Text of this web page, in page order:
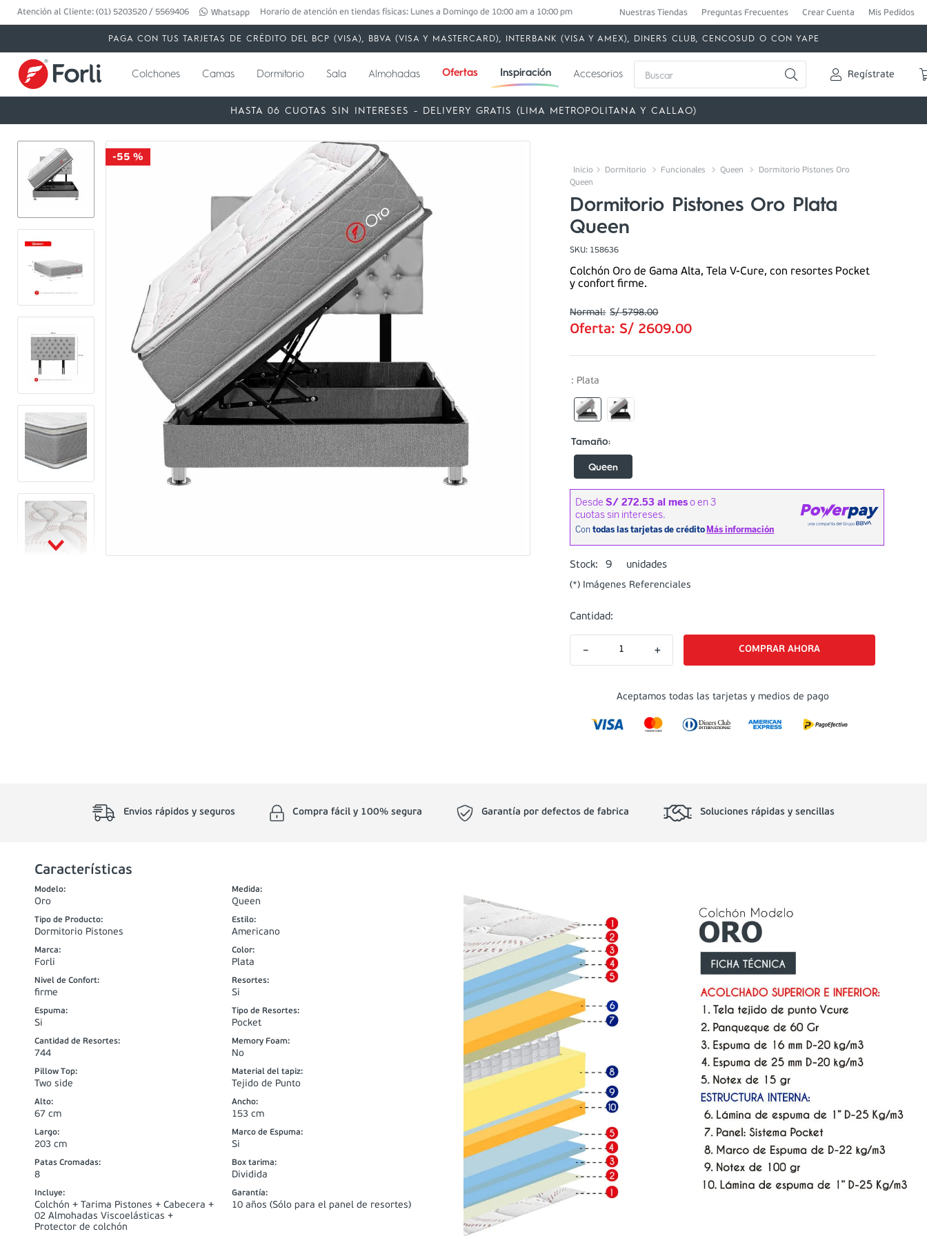
Atención al Cliente: (01) 5203520 / 5569406 Whatsapp Horario de atención en tiendas físicas: Lunes a Domingo de 10:00 am a 10:00 pm Nuestras Tiendas Preguntas Frecuentes Crear Cuenta Mis Pedidos
PAGA CON TUS TARJETAS DE CRÉDITO DEL BCP (VISA), BBVA (VISA Y MASTERCARD), INTERBANK (VISA Y AMEX), DINERS CLUB, CENCOSUD O CON YAPE
Colchones Camas Dormitorio Sala Almohadas Ofertas Inspiración Accesorios Regístrate
HASTA 06 CUOTAS SIN INTERESES - DELIVERY GRATIS (LIMA METROPOLITANA Y CALLAO)
-55 %
Dormitorio Funcionales Queen
Dormitorio Pistones Oro
Queen
Dormitorio Pistones Oro Plata
Queen
SKU: 158636
Colchón Oro de Gama Alta, Tela V-Cure, con resortes Pocket
y confort firme.
S/ 5798.00
Oferta:S/ 2609.00
: Plata
Queen
Stock: 9
unidades
(*) Imágenes Referenciales
Cantidad:
＋
－
Aceptamos todas las tarjetas y medios de pago
Envios rápidos y seguros Compra fácil y 100% segura Garantía por defectos de fabrica Soluciones rápidas y sencillas
Características
Modelo:
Oro
Medida:
Queen
Tipo de Producto:
Dormitorio Pistones
Estilo:
Americano
Marca:
Forli
Color:
Plata
Nivel de Confort:
firme
Resortes:
Si
Espuma:
Si
Tipo de Resortes:
Pocket
Cantidad de Resortes:
744
Memory Foam:
No
Pillow Top:
Two side
Material del tapiz:
Tejido de Punto
Alto:
67 cm
Ancho:
153 cm
Largo:
203 cm
Marco de Espuma:
Si
Patas Cromadas:
8
Box tarima:
Dividida
Incluye:
Colchón + Tarima Pistones + Cabecera +
02 Almohadas Viscoelásticas +
Protector de colchón
Garantía:
10 años (Sólo para el panel de resortes)